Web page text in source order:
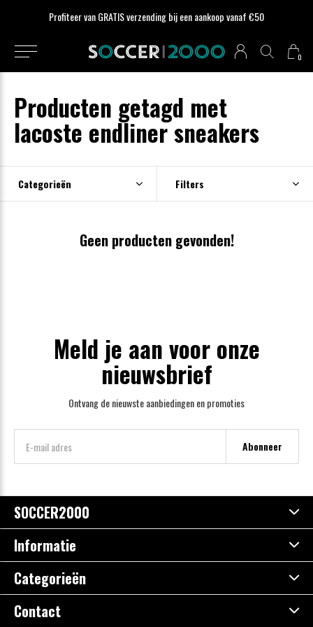
0
Profiteer van GRATIS verzending bij een aankoop vanaf €50
Producten getagd met
lacoste endliner sneakers
Categorieën Filters
Geen producten gevonden!
Meld je aan voor onze
nieuwsbrief
Ontvang de nieuwste aanbiedingen en promoties
Abonneer
SOCCER2000
Informatie
Categorieën
Contact